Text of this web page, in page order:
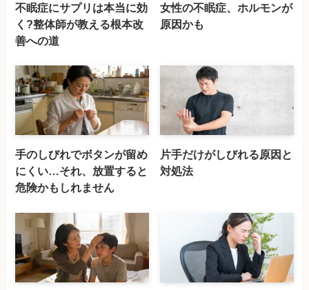
不眠症にサプリは本当に効
く?整体師が教える根本改
善への道
女性の不眠症、ホルモンが
原因かも
手のしびれでボタンが留め
にくい…それ、放置すると
危険かもしれません
片手だけがしびれる原因と
対処法